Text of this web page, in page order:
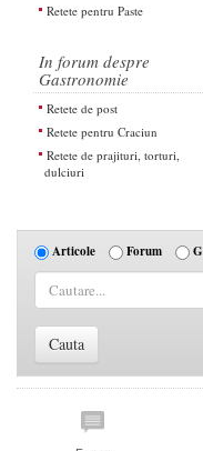
Retete pentru Paste
In forum despre
Gastronomie
Retete de post
Retete pentru Craciun
Retete de prajituri, torturi,
dulciuri
Articole Forum